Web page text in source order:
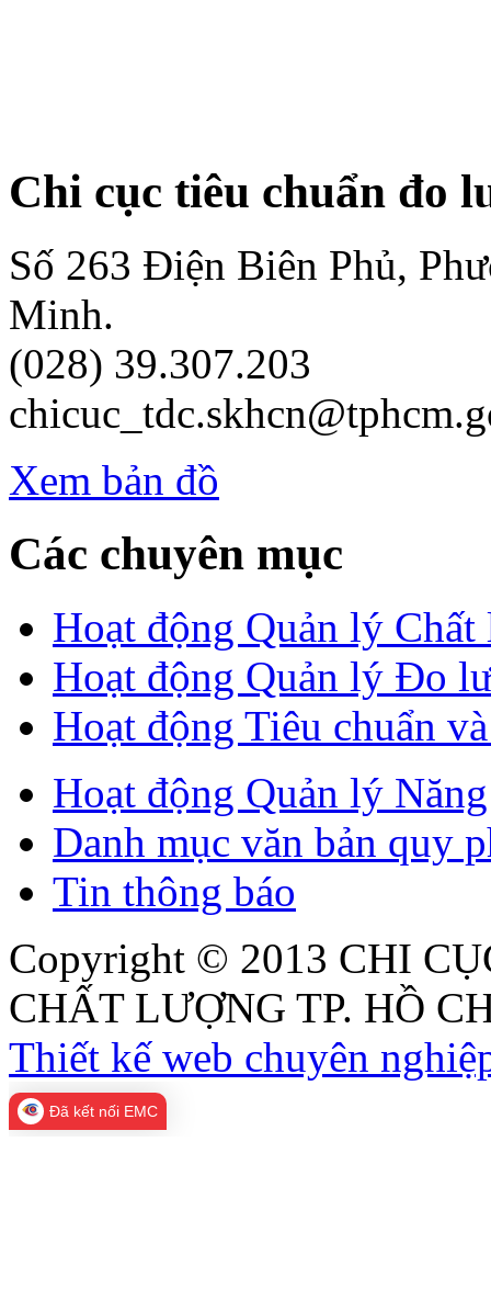
Chi cục tiêu chuẩn đo
Số 263 Điện Biên Phủ,
Minh.
(028) 39.307.203
Xem bản đồ
Các chuyên mục
Hoạt động Quản lý
Hoạt động Quản lý Đo
Hoạt động Tiêu chuẩn
Hoạt động Quản lý
Danh mục văn bản quy
Tin thông báo
Copyright © 2013 CHI
CHẤT LƯỢNG TP. HỒ
Thiết kế web chuyên
Đã kết nối EMC